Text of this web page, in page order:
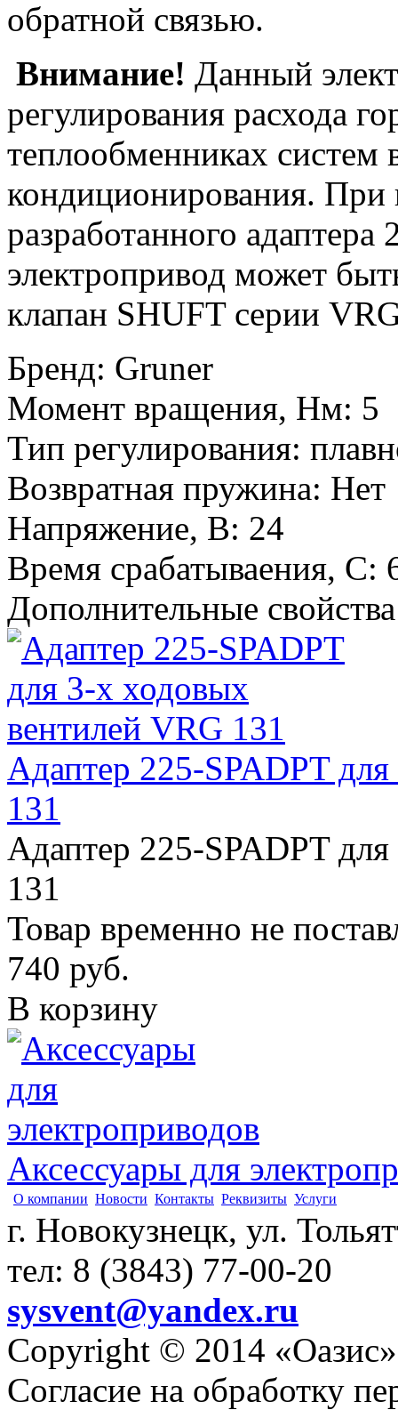
обратной связью.
Внимание! Данный
регулирования расхода
теплообменниках систем
кондиционирования.
разработанного
электропривод может
клапан SHUFT серии
Бренд: Gruner
Момент вращения, Нм: 5
Тип регулирования:
Возвратная пружина: Нет
Напряжение, В: 24
Время срабатываения, С:
Дополнительные свойства
Адаптер 225-SPADPT
131
Адаптер 225-SPADPT
131
Товар временно не
740 руб.
В корзину
Аксессуары для
О компании Новости Контакты Реквизиты Услуги
г. Новокузнецк, ул.
тел: 8 (3843) 77-00-20
sysvent@yandex.ru
Copyright © 2014 «Оазис»
Согласие на обработку